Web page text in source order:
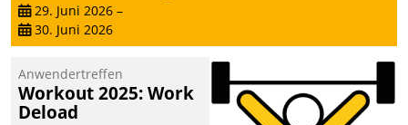
29. Juni 2026 –
30. Juni 2026
Anwendertreffen
Workout 2025: Work
Deload